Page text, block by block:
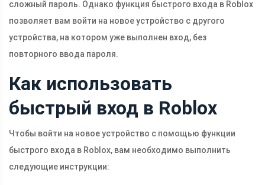
сложный пароль. Однако функция быстрого входа в Roblox
позволяет вам войти на новое устройство с другого
устройства, на котором уже выполнен вход, без
повторного ввода пароля.
Как использовать
быстрый вход в Roblox
Чтобы войти на новое устройство с помощью функции
быстрого входа в Roblox, вам необходимо выполнить
следующие инструкции: